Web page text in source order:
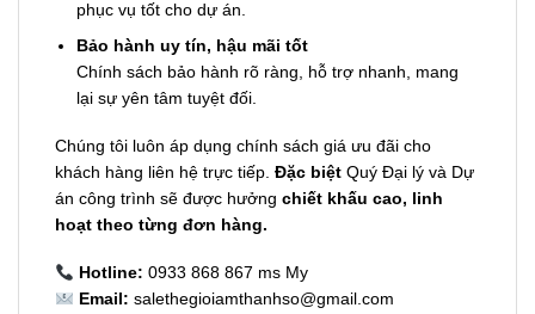
phục vụ tốt cho dự án.
Bảo hành uy tín, hậu mãi tốt
Chính sách bảo hành rõ ràng, hỗ trợ nhanh, mang
lại sự yên tâm tuyệt đối.
Chúng tôi luôn áp dụng chính sách giá ưu đãi cho
khách hàng liên hệ trực tiếp. Đặc biệt Quý Đại lý và Dự
án công trình sẽ được hưởng chiết khấu cao, linh
hoạt theo từng đơn hàng.
Hotline: 0933 868 867 ms My
Email: salethegioiamthanhso@gmail.com